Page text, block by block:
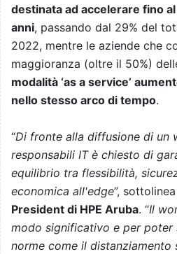
destinata ad accelerare fino
anni, passando dal 29% del
2022, mentre le aziende che
maggioranza (oltre il 50%)
modalità ‘as a service’
nello stesso arco di tempo.
“Di fronte alla diffusione di un
responsabili IT è chiesto di
equilibrio tra flessibilità,
economica all'edge”, sottolinea
President di HPE Aruba. “Il
modo significativo e per poter
norme come il distanziamento